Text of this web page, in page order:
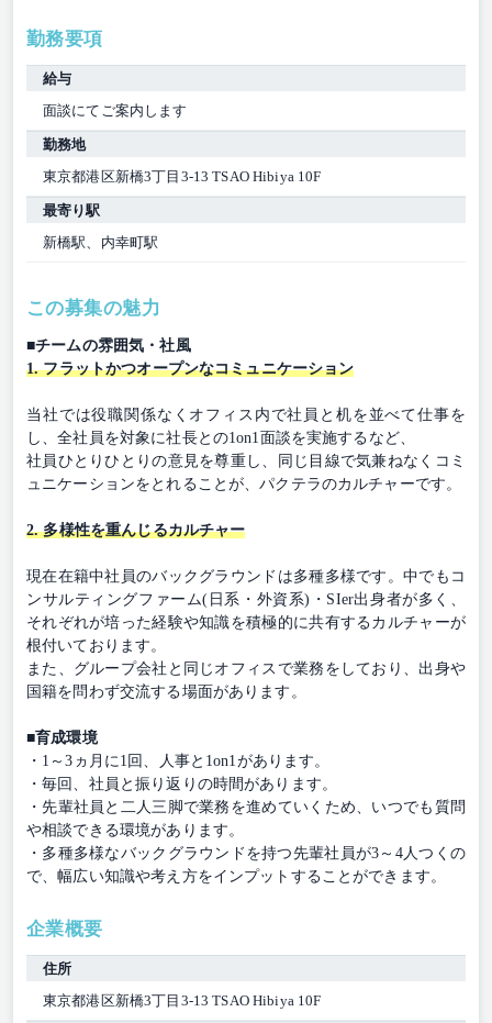
勤務要項
給与
面談にてご案内します
勤務地
東京都港区新橋3丁目3-13 TSAO Hibiya 10F
最寄り駅
新橋駅、内幸町駅
この募集の魅力
■チームの雰囲気・社風
1. フラットかつオープンなコミュニケーション
当社では役職関係なくオフィス内で社員と机を並べて仕事を
し、全社員を対象に社長との1on1面談を実施するなど、
社員ひとりひとりの意見を尊重し、同じ目線で気兼ねなくコミ
ュニケーションをとれることが、パクテラのカルチャーです。
2. 多様性を重んじるカルチャー
現在在籍中社員のバックグラウンドは多種多様です。中でもコ
ンサルティングファーム(日系・外資系)・SIer出身者が多く、
それぞれが培った経験や知識を積極的に共有するカルチャーが
根付いております。
また、グループ会社と同じオフィスで業務をしており、出身や
国籍を問わず交流する場面があります。
■育成環境
・1～3ヵ月に1回、人事と1on1があります。
・毎回、社員と振り返りの時間があります。
・先輩社員と二人三脚で業務を進めていくため、いつでも質問
や相談できる環境があります。
・多種多様なバックグラウンドを持つ先輩社員が3～4人つくの
で、幅広い知識や考え方をインプットすることができます。
企業概要
住所
東京都港区新橋3丁目3-13 TSAO Hibiya 10F